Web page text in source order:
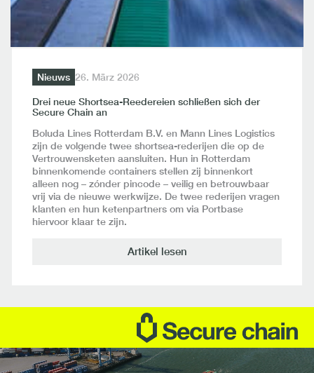
Nieuws 26. März 2026
Drei neue Shortsea-Reedereien schließen sich der
Secure Chain an
Boluda Lines Rotterdam B.V. en Mann Lines Logistics
zijn de volgende twee shortsea-rederijen die op de
Vertrouwensketen aansluiten. Hun in Rotterdam
binnenkomende containers stellen zij binnenkort
alleen nog – zónder pincode – veilig en betrouwbaar
vrij via de nieuwe werkwijze. De twee rederijen vragen
klanten en hun ketenpartners om via Portbase
hiervoor klaar te zijn.
Artikel lesen